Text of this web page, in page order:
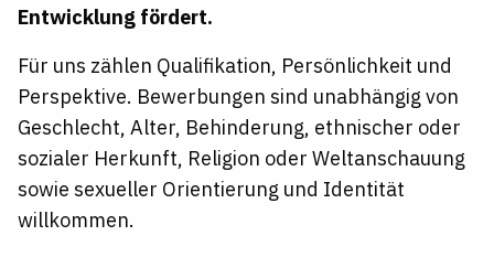
Entwicklung fördert.
Für uns zählen Qualifikation, Persönlichkeit und
Perspektive. Bewerbungen sind unabhängig von
Geschlecht, Alter, Behinderung, ethnischer oder
sozialer Herkunft, Religion oder Weltanschauung
sowie sexueller Orientierung und Identität
willkommen.